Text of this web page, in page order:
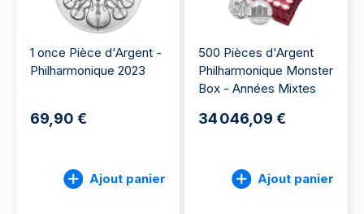
1 once Pièce d'Argent -
Philharmonique 2023
69,90 €
Ajout panier
500 Pièces d'Argent
Philharmonique Monster
Box - Années Mixtes
34 046,09 €
Ajout panier